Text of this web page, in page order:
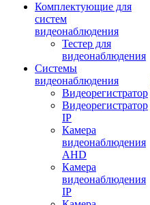
Комплектующие для
систем
видеонаблюдения
Тестер для
видеонаблюдения
Системы
видеонаблюдения
Видеорегистратор
Видеорегистратор
IP
Камера
видеонаблюдения
AHD
Камера
видеонаблюдения
IP